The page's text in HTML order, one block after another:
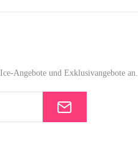
Angebote und Exklusivangebote an.